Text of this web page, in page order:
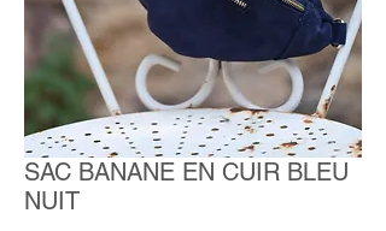
SAC BANANE EN CUIR BLEU
NUIT